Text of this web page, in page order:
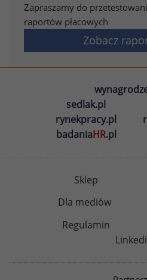
Zapraszamy do
raportów płacowych
Zobacz
sedlak.pl
rynekpracy.pl
badaniaHR.pl
Sklep
Dla mediów
Regulamin